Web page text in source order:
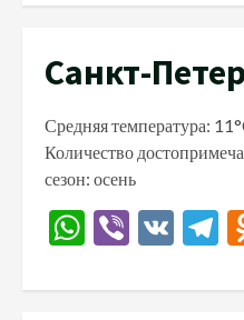
Санкт-
Средняя температура:
Количество
сезон: осень
Viber
VK